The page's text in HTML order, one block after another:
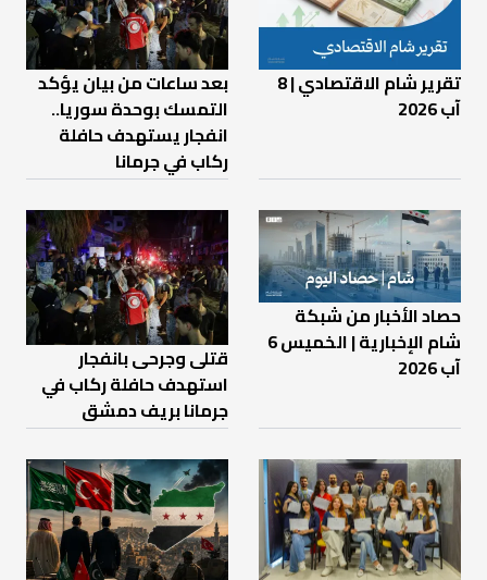
تقرير شام الاقتصادي | 8
آب 2026
بعد ساعات من بيان يؤكد
التمسك بوحدة سوريا..
انفجار يستهدف حافلة
ركاب في جرمانا
حصاد الأخبار من شبكة
شام الإخبارية | الخميس 6
آب 2026
قتلى وجرحى بانفجار
استهدف حافلة ركاب في
جرمانا بريف دمشق